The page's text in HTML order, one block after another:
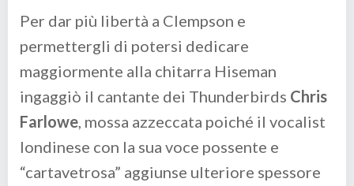
Per dar più libertà a Clempson e
permettergli di potersi dedicare
maggiormente alla chitarra Hiseman
ingaggiò il cantante dei Thunderbirds Chris
Farlowe, mossa azzeccata poiché il vocalist
londinese con la sua voce possente e
“cartavetrosa” aggiunse ulteriore spessore